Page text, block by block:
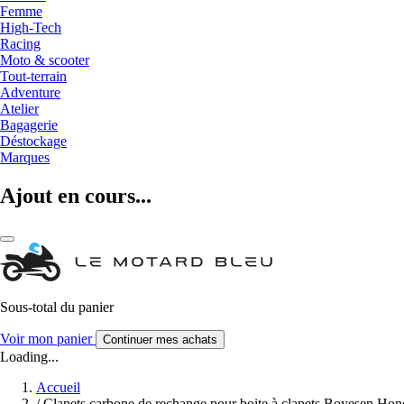
Femme
High-Tech
Racing
Moto & scooter
Tout-terrain
Adventure
Atelier
Bagagerie
Déstockage
Marques
Ajout en cours...
Sous-total du panier
Voir mon panier Continuer mes achats
Loading...
Accueil